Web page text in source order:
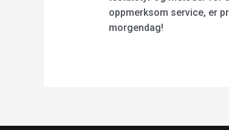
oppmerksom service, er
morgendag!